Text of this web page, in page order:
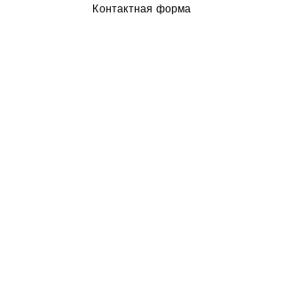
Контактная форма